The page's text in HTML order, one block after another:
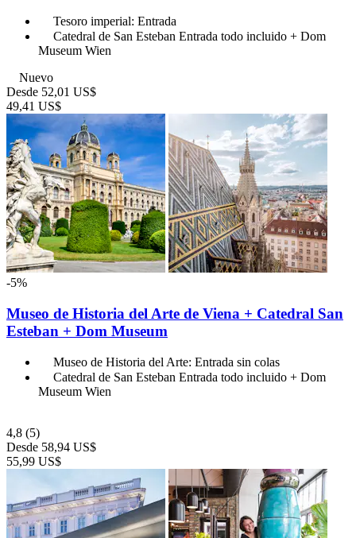
Tesoro imperial: Entrada
Catedral de San Esteban Entrada todo incluido + Dom
Museum Wien
Nuevo
Desde 52,01 US$
49,41 US$
-5%
Museo de Historia del Arte de Viena + Catedral San
Esteban + Dom Museum
Museo de Historia del Arte: Entrada sin colas
Catedral de San Esteban Entrada todo incluido + Dom
Museum Wien
4,8 (5)
Desde 58,94 US$
55,99 US$